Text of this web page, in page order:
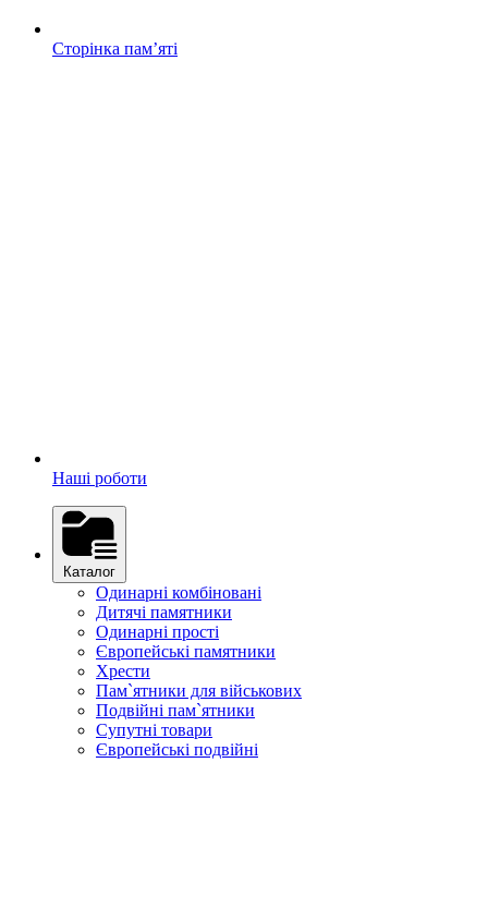
Сторінка памʼяті
Наші роботи
Каталог
Одинарні комбіновані
Дитячі памятники
Одинарні прості
Європейські памятники
Хрести
Пам`ятники для військових
Подвійні пам`ятники
Супутні товари
Європейські подвійні